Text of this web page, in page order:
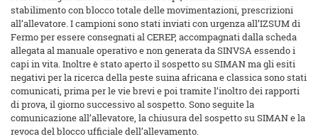
stabilimento con blocco totale delle movimentazioni, prescrizioni
all’allevatore. I campioni sono stati inviati con urgenza all’IZSUM di
Fermo per essere consegnati al CEREP, accompagnati dalla scheda
allegata al manuale operativo e non generata da SINVSA essendo i
capi in vita. Inoltre è stato aperto il sospetto su SIMAN ma gli esiti
negativi per la ricerca della peste suina africana e classica sono stati
comunicati, prima per le vie brevi e poi tramite l’inoltro dei rapporti
di prova, il giorno successivo al sospetto. Sono seguite la
comunicazione all’allevatore, la chiusura del sospetto su SIMAN e la
revoca del blocco ufficiale dell’allevamento.